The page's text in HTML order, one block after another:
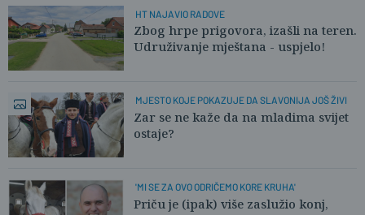
HT NAJAVIO RADOVE
Zbog hrpe prigovora, izašli na teren.
Udruživanje mještana - uspjelo!
MJESTO KOJE POKAZUJE DA SLAVONIJA JOŠ ŽIVI
Zar se ne kaže da na mladima svijet
ostaje?
'MI SE ZA OVO ODRIČEMO KORE KRUHA'
Priču je (ipak) više zaslužio konj,